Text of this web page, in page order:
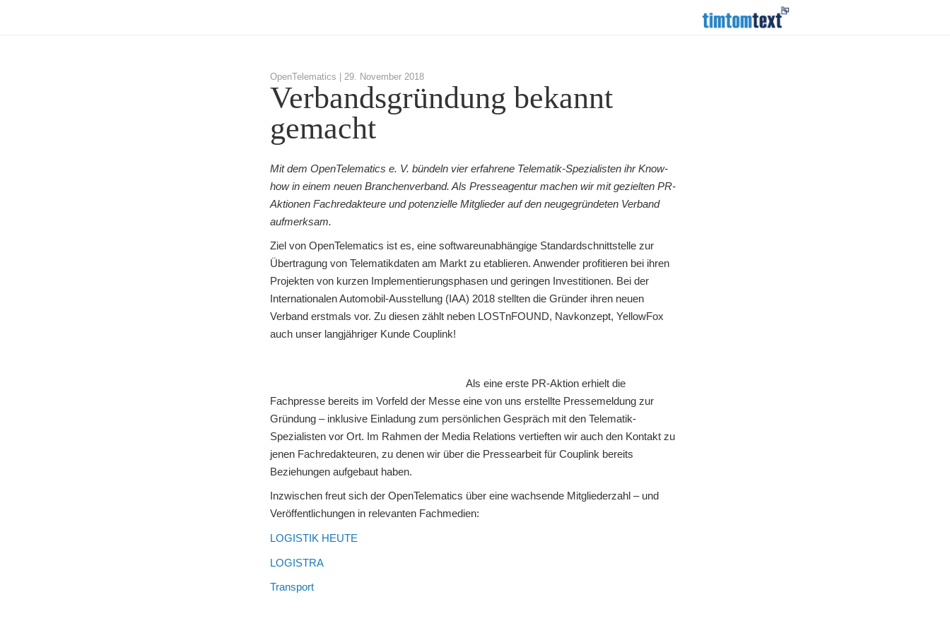
OpenTelematics | 29. November 2018
Verbandsgründung bekannt
gemacht
Mit dem OpenTelematics e. V. bündeln vier erfahrene Telematik-Spezialisten ihr Know-
how in einem neuen Branchenverband. Als Presseagentur machen wir mit gezielten PR-
Aktionen Fachredakteure und potenzielle Mitglieder auf den neugegründeten Verband
aufmerksam.
Ziel von OpenTelematics ist es, eine softwareunabhängige Standardschnittstelle zur
Übertragung von Telematikdaten am Markt zu etablieren. Anwender profitieren bei ihren
Projekten von kurzen Implementierungsphasen und geringen Investitionen. Bei der
Internationalen Automobil-Ausstellung (IAA) 2018 stellten die Gründer ihren neuen
Verband erstmals vor. Zu diesen zählt neben LOSTnFOUND, Navkonzept, YellowFox
auch unser langjähriger Kunde Couplink!
Als eine erste PR-Aktion erhielt die
Fachpresse bereits im Vorfeld der Messe eine von uns erstellte Pressemeldung zur
Gründung – inklusive Einladung zum persönlichen Gespräch mit den Telematik-
Spezialisten vor Ort. Im Rahmen der Media Relations vertieften wir auch den Kontakt zu
jenen Fachredakteuren, zu denen wir über die Pressearbeit für Couplink bereits
Beziehungen aufgebaut haben.
Inzwischen freut sich der OpenTelematics über eine wachsende Mitgliederzahl – und
Veröffentlichungen in relevanten Fachmedien:
LOGISTIK HEUTE
LOGISTRA
Transport